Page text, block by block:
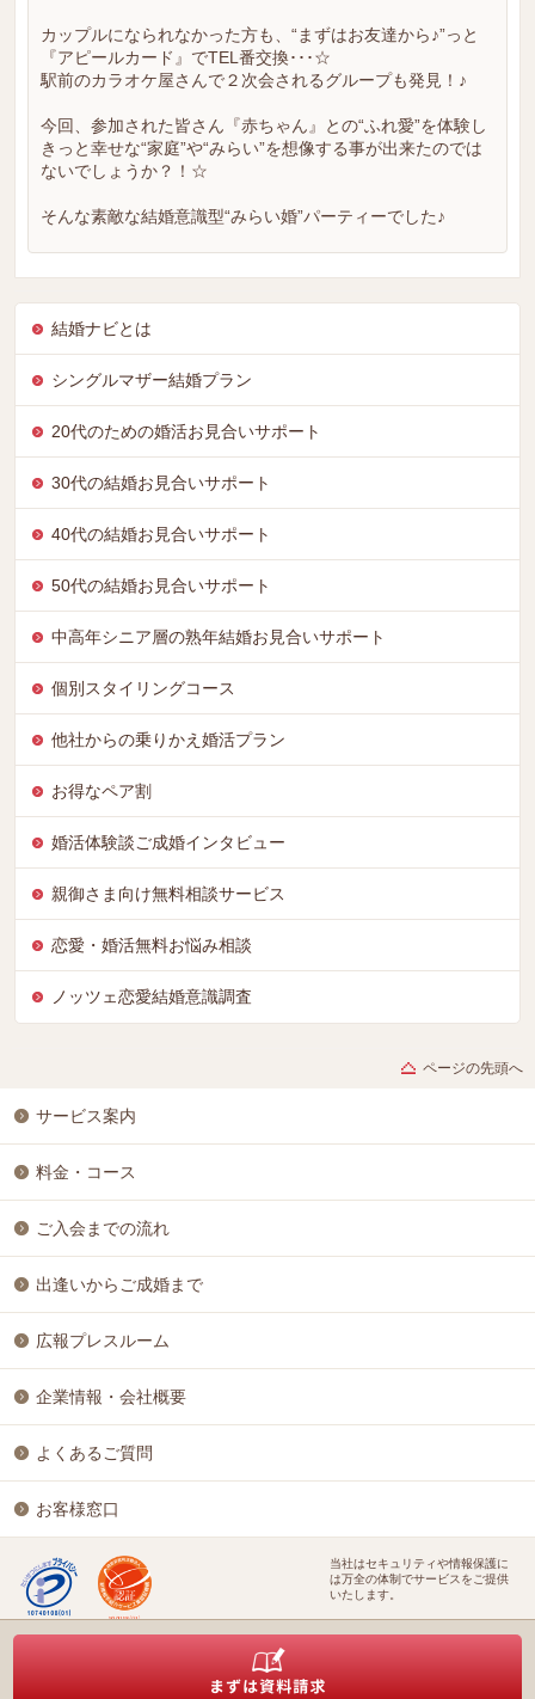
カップルになられなかった方も、“まずはお友達から♪”っと
『アピールカード』でTEL番交換･･･☆
駅前のカラオケ屋さんで２次会されるグループも発見！♪
今回、参加された皆さん『赤ちゃん』との“ふれ愛”を体験し
きっと幸せな“家庭”や“みらい”を想像する事が出来たのでは
ないでしょうか？！☆
そんな素敵な結婚意識型“みらい婚”パーティーでした♪
結婚ナビとは
シングルマザー結婚プラン
20代のための婚活お見合いサポート
30代の結婚お見合いサポート
40代の結婚お見合いサポート
50代の結婚お見合いサポート
中高年シニア層の熟年結婚お見合いサポート
個別スタイリングコース
他社からの乗りかえ婚活プラン
お得なペア割
婚活体験談ご成婚インタビュー
親御さま向け無料相談サービス
恋愛・婚活無料お悩み相談
ノッツェ恋愛結婚意識調査
ページの先頭へ
サービス案内
料金・コース
ご入会までの流れ
出逢いからご成婚まで
広報プレスルーム
企業情報・会社概要
よくあるご質問
お客様窓口
当社はセキュリティや情報保護に
は万全の体制でサービスをご提供
いたします。
個人情報保護方針